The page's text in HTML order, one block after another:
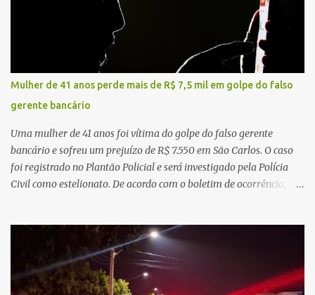
o Sistema Único de Saúde (SUS). Nos últimos anos, o Governo
Federal tem ampliado investimentos destinados ao fortalecimento
da atenção básica, da infraestrutura hospitalar e da
regionalização dos serviços de saúde. Entretanto, em um cenário
de demandas crescentes e recursos necessariamente limitados, a
principal missão da gestão pública não é apenas investir mais,
mas decidir melhor onde investir para produzir o maior benefício
possível à população. Essa reflexão encontra respaldo tanto na
teoria da admini...
Mulher de 41 anos perde mais de R$ 7,5 mil em golpe do falso
gerente bancário
Uma mulher de 41 anos foi vítima do golpe do falso gerente
bancário e sofreu um prejuízo de R$ 7.550 em São Carlos. O caso
foi registrado no Plantão Policial e será investigado pela Polícia
Civil como estelionato. De acordo com o boletim de ocorrência, a
suspeito alegou que seria necessário atualizar o cadastro da conta
e passou a orientar a vítima sobre os procedimentos que deveriam
ser realizados. Dias depois, o golpista enviou um documento em
PDF simulando uma comunicação oficial da instituição financeira.